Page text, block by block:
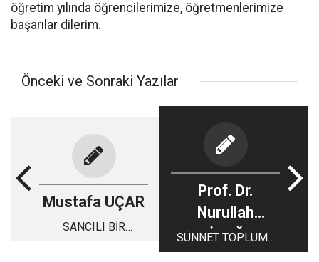
öğretim yılında öğrencilerimize, öğretmenlerimize
başarılar dilerim.
Önceki ve Sonraki Yazılar
Mustafa UÇAR
SANCILI BİR
Prof. Dr.
Nurullah
AGİTOĞLU
SÜNNET TOPLUMU
(1)